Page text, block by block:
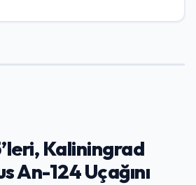
Kaliningrad
An-124 Uçağını